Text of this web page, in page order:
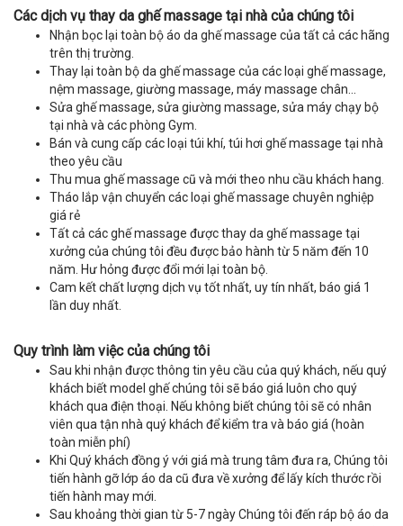
Các dịch vụ thay da ghế massage tại nhà của chúng tôi
Nhận bọc lại toàn bộ áo da ghế massage của tất cả các hãng
trên thị trường.
Thay lại toàn bộ da ghế massage của các loại ghế massage,
nệm massage, giường massage, máy massage chân...
Sửa ghế massage, sửa giường massage, sửa máy chạy bộ
tại nhà và các phòng Gym.
Bán và cung cấp các loại túi khí, túi hơi ghế massage tại nhà
theo yêu cầu
Thu mua ghế massage cũ và mới theo nhu cầu khách hang.
Tháo lắp vận chuyển các loại ghế massage chuyên nghiệp
giá rẻ
Tất cả các ghế massage được thay da ghế massage tại
xưởng của chúng tôi đều được bảo hành từ 5 năm đến 10
năm. Hư hỏng được đổi mới lại toàn bộ.
Cam kết chất lượng dịch vụ tốt nhất, uy tín nhất, báo giá 1
lần duy nhất.
Quy trình làm việc của chúng tôi
Sau khi nhận được thông tin yêu cầu của quý khách, nếu quý
khách biết model ghế chúng tôi sẽ báo giá luôn cho quý
khách qua điện thoại. Nếu không biết chúng tôi sẽ có nhân
viên qua tận nhà quý khách để kiểm tra và báo giá (hoàn
toàn miễn phí)
Khi Quý khách đồng ý với giá mà trung tâm đưa ra, Chúng tôi
tiến hành gỡ lớp áo da cũ đưa về xưởng để lấy kích thước rồi
tiến hành may mới.
Sau khoảng thời gian từ 5-7 ngày Chúng tôi đến ráp bộ áo da